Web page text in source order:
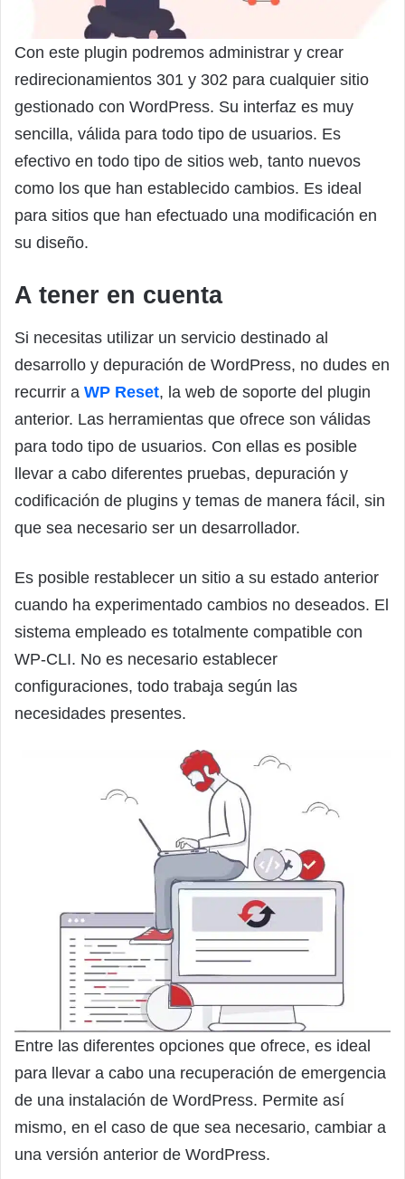
Con este plugin podremos administrar y crear
redirecionamientos 301 y 302 para cualquier sitio
gestionado con WordPress. Su interfaz es muy
sencilla, válida para todo tipo de usuarios. Es
efectivo en todo tipo de sitios web, tanto nuevos
como los que han establecido cambios. Es ideal
para sitios que han efectuado una modificación en
su diseño.
A tener en cuenta
Si necesitas utilizar un servicio destinado al
desarrollo y depuración de WordPress, no dudes en
recurrir a WP Reset, la web de soporte del plugin
anterior. Las herramientas que ofrece son válidas
para todo tipo de usuarios. Con ellas es posible
llevar a cabo diferentes pruebas, depuración y
codificación de plugins y temas de manera fácil, sin
que sea necesario ser un desarrollador.
Es posible restablecer un sitio a su estado anterior
cuando ha experimentado cambios no deseados. El
sistema empleado es totalmente compatible con
WP-CLI. No es necesario establecer
configuraciones, todo trabaja según las
necesidades presentes.
Entre las diferentes opciones que ofrece, es ideal
para llevar a cabo una recuperación de emergencia
de una instalación de WordPress. Permite así
mismo, en el caso de que sea necesario, cambiar a
una versión anterior de WordPress.